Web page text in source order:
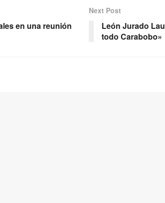
en una reunión
Next Post
León Jurado
todo Carabobo»